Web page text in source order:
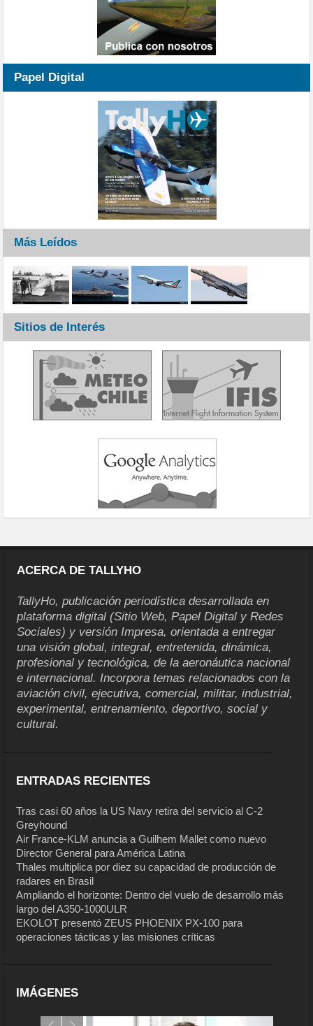
Papel Digital
Más Leídos
Sitios de Interés
ACERCA DE TALLYHO
TallyHo, publicación periodística desarrollada en
plataforma digital (Sitio Web, Papel Digital y Redes
Sociales) y versión Impresa, orientada a entregar
una visión global, integral, entretenida, dinámica,
profesional y tecnológica, de la aeronáutica nacional
e internacional. Incorpora temas relacionados con la
aviación civil, ejecutiva, comercial, militar, industrial,
experimental, entrenamiento, deportivo, social y
cultural.
ENTRADAS RECIENTES
Tras casi 60 años la US Navy retira del servicio al C-2
Greyhound
Air France-KLM anuncia a Guilhem Mallet como nuevo
Director General para América Latina
Thales multiplica por diez su capacidad de producción de
radares en Brasil
Ampliando el horizonte: Dentro del vuelo de desarrollo más
largo del A350-1000ULR
EKOLOT presentó ZEUS PHOENIX PX-100 para
operaciones tácticas y las misiones críticas
IMÁGENES